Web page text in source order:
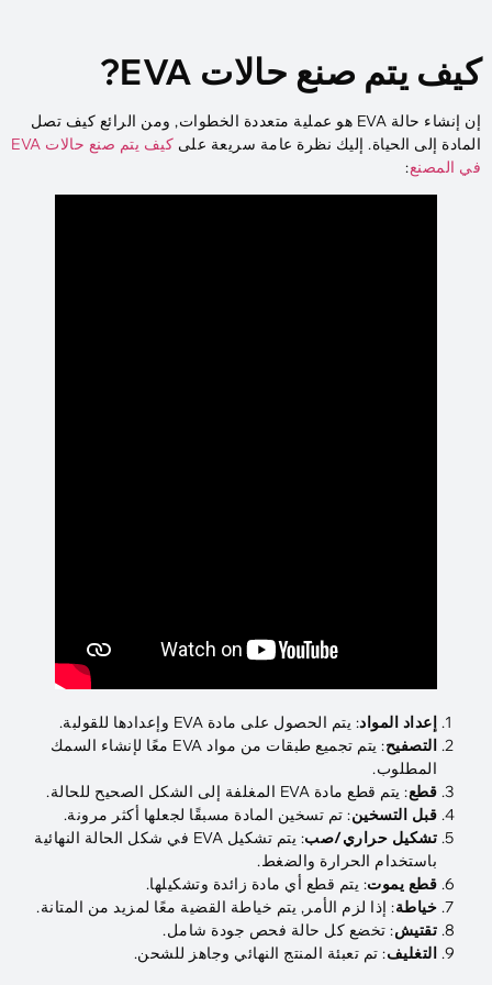
كيف يتم صنع حالات EVA?
إن إنشاء حالة EVA هو عملية متعددة الخطوات, ومن الرائع كيف تصل
المادة إلى الحياة. إليك نظرة عامة سريعة على
كيف يتم صنع حالات EVA
في المصنع:
إعداد المواد: يتم الحصول على مادة EVA وإعدادها للقولبة.
التصفيح
: يتم تجميع طبقات من مواد EVA معًا لإنشاء السمك
المطلوب.
قطع: يتم قطع مادة EVA المغلفة إلى الشكل الصحيح للحالة.
قبل التسخين: تم تسخين المادة مسبقًا لجعلها أكثر مرونة.
تشكيل حراري/صب
: يتم تشكيل EVA في شكل الحالة النهائية
باستخدام الحرارة والضغط.
قطع يموت: يتم قطع أي مادة زائدة وتشكيلها.
خياطة: إذا لزم الأمر, يتم خياطة القضية معًا لمزيد من المتانة.
تقتيش: تخضع كل حالة فحص جودة شامل.
التغليف: تم تعبئة المنتج النهائي وجاهز للشحن.